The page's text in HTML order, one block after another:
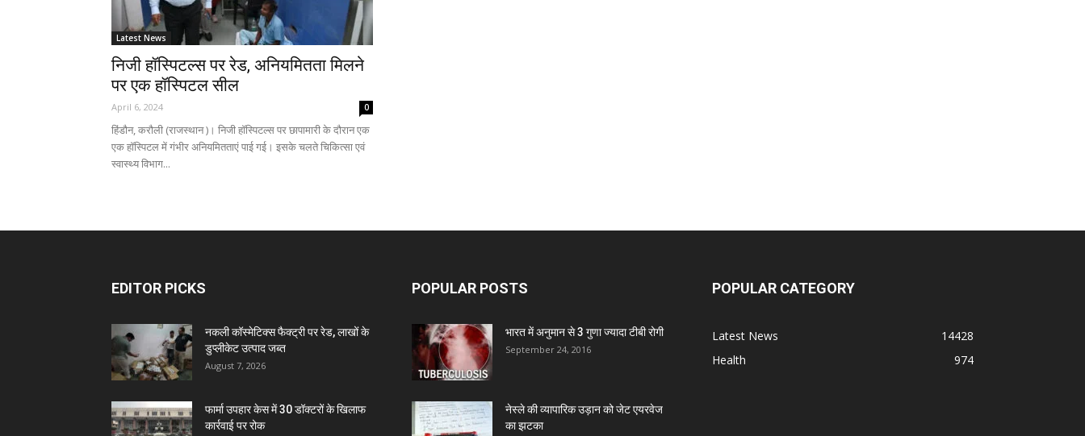
Latest News
निजी हॉस्पिटल्स पर रेड, अनियमितता मिलने
पर एक हॉस्पिटल सील
April 6, 2024 0
हिंडौन, करौली (राजस्थान )। निजी हॉस्पिटल्स पर छापामारी के दौरान एक
एक हॉस्पिटल में गंभीर अनियमितताएं पाई गई। इसके चलते चिकित्सा एवं
स्वास्थ्य विभाग...
EDITOR PICKS
नकली कॉस्मेटिक्स फैक्ट्री पर रेड, लाखों के
डुप्लीकेट उत्पाद जब्त
August 7, 2026
फार्मा उपहार केस में 30 डॉक्टरों के खिलाफ
कार्रवाई पर रोक
POPULAR POSTS
भारत में अनुमान से 3 गुणा ज्यादा टीबी रोगी
September 24, 2016
नेस्ले की व्यापारिक उड़ान को जेट एयरवेज
का झटका
POPULAR CATEGORY
Latest News
14428
Health
974